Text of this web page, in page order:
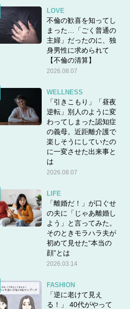
LOVE
不倫の歓喜を知ってし
まった…「ごく普通の
主婦」だったのに、独
身男性に求められて
【不倫の清算】
2026.08.07
WELLNESS
「引きこもり」「昼夜
逆転」別人のように変
わってしまった認知症
の義母。近距離介護で
楽しそうにしていたの
に一変させた出来事と
は
2026.08.07
LIFE
「離婚だ！」が口ぐせ
の夫に「じゃあ離婚し
よう」と言ってみた。
そのときモラハラ夫が
初めて見せた“本当の
顔”とは
2026.03.14
FASHION
「逆に老けて見え
る！」 40代がやって